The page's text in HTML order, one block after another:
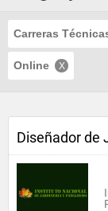
Carreras
Online
Diseñador de